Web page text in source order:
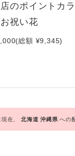
のポイントカ
祝い花
総額 ¥9,345)
現在、北海道沖縄県への